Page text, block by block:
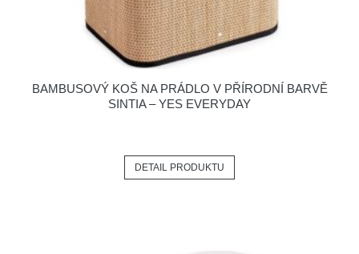
BAMBUSOVÝ KOŠ NA PRÁDLO V PŘÍRODNÍ BARVĚ
SINTIA – YES EVERYDAY
DETAIL PRODUKTU